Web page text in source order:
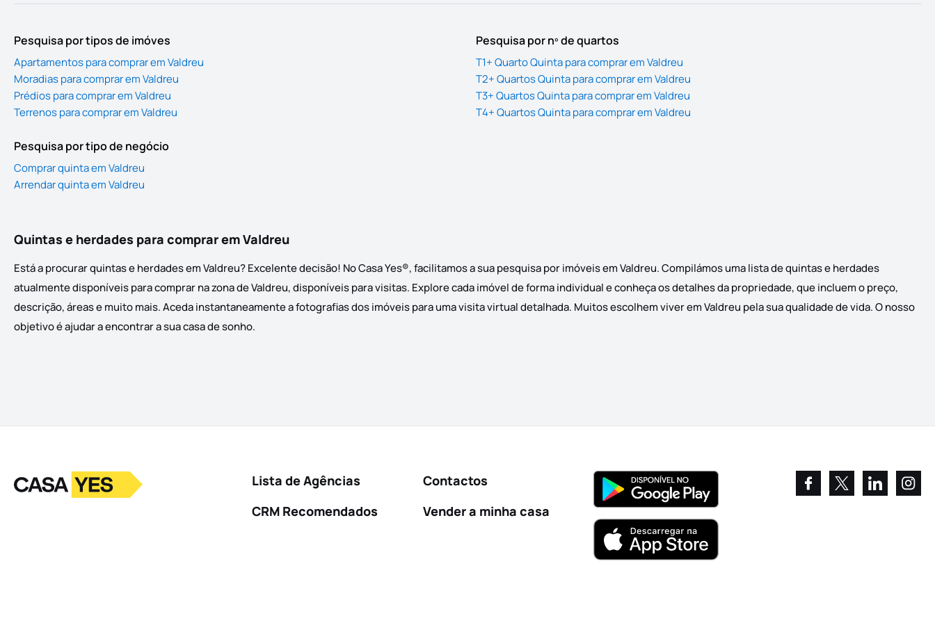
Pesquisa por tipos de imóves
Apartamentos para comprar em Valdreu
Moradias para comprar em Valdreu
Prédios para comprar em Valdreu
Terrenos para comprar em Valdreu
Pesquisa por nº de quartos
T1+ Quarto Quinta para comprar em Valdreu
T2+ Quartos Quinta para comprar em Valdreu
T3+ Quartos Quinta para comprar em Valdreu
T4+ Quartos Quinta para comprar em Valdreu
Pesquisa por tipo de negócio
Comprar quinta em Valdreu
Arrendar quinta em Valdreu
Quintas e herdades para comprar em Valdreu
Está a procurar quintas e herdades em Valdreu? Excelente decisão! No Casa Yes®, facilitamos a sua pesquisa por imóveis em Valdreu. Compilámos uma lista de quintas e herdades
atualmente disponíveis para comprar na zona de Valdreu, disponíveis para visitas. Explore cada imóvel de forma individual e conheça os detalhes da propriedade, que incluem o preço,
descrição, áreas e muito mais. Aceda instantaneamente a fotografias dos imóveis para uma visita virtual detalhada. Muitos escolhem viver em Valdreu pela sua qualidade de vida. O nosso
objetivo é ajudar a encontrar a sua casa de sonho.
LogoIr para a homepage
Lista de Agências
CRM Recomendados
Contactos
Vender a minha casa